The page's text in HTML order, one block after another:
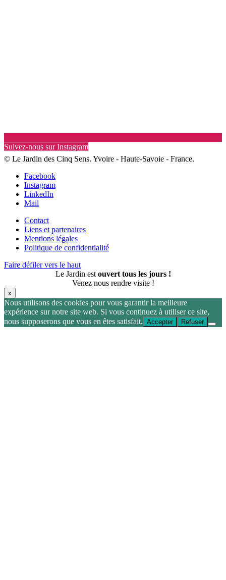
Suivez-nous sur Instagram
© Le Jardin des Cinq Sens. Yvoire - Haute-Savoie - France.
Facebook
Instagram
LinkedIn
Mail
Contact
Liens et partenaires
Mentions légales
Politique de confidentialité
Faire défiler vers le haut
Le Jardin estouvert tous les jours !
Venez nous rendre visite !
x
Nous utilisons des cookies pour vous garantir la meilleure
expérience sur notre site web. Si vous continuez à utiliser ce site,
nous supposerons que vous en êtes satisfait. Accepter Refuser